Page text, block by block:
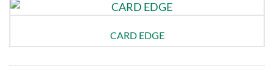
CARD EDGE